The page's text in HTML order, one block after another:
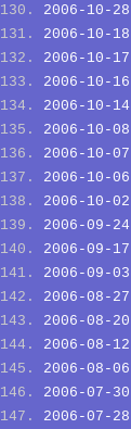
2006-10-28
2006-10-18
2006-10-17
2006-10-16
2006-10-14
2006-10-08
2006-10-07
2006-10-06
2006-10-02
2006-09-24
2006-09-17
2006-09-03
2006-08-27
2006-08-20
2006-08-12
2006-08-06
2006-07-30
2006-07-28